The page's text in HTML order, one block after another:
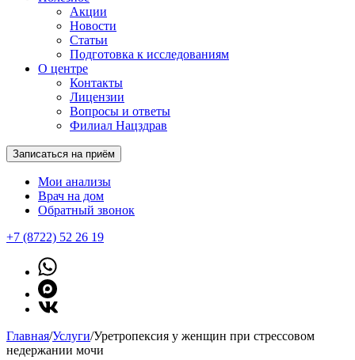
Акции
Новости
Статьи
Подготовка к исследованиям
О центре
Контакты
Лицензии
Вопросы и ответы
Филиал Нацздрав
Записаться на приём
Мои анализы
Врач на дом
Обратный звонок
+7 (8722) 52 26 19
Главная/Услуги/Уретропексия у женщин при стрессовом
недержании мочи